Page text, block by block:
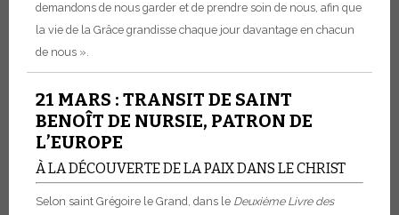
demandons de nous garder et de prendre soin de nous, afin que
la vie de la Grâce grandisse chaque jour davantage en chacun
de nous ».
21 MARS : TRANSIT DE SAINT
BENOÎT DE NURSIE, PATRON DE
L’EUROPE
À LA DÉCOUVERTE DE LA PAIX DANS LE CHRIST
Selon saint Grégoire le Grand, dans le Deuxième Livre des